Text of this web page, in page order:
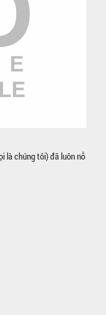
là chúng tôi) đã luôn nỗ